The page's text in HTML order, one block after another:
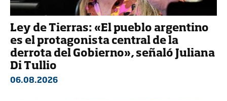
Ley de Tierras: «El pueblo argentino
es el protagonista central de la
derrota del Gobierno», señaló Juliana
Di Tullio
06.08.2026